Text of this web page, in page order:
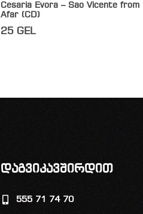
Cesaria Evora – Sao Vicente from
Afar (CD)
25 GEL
დაგვიკავშირდით
555 71 74 70